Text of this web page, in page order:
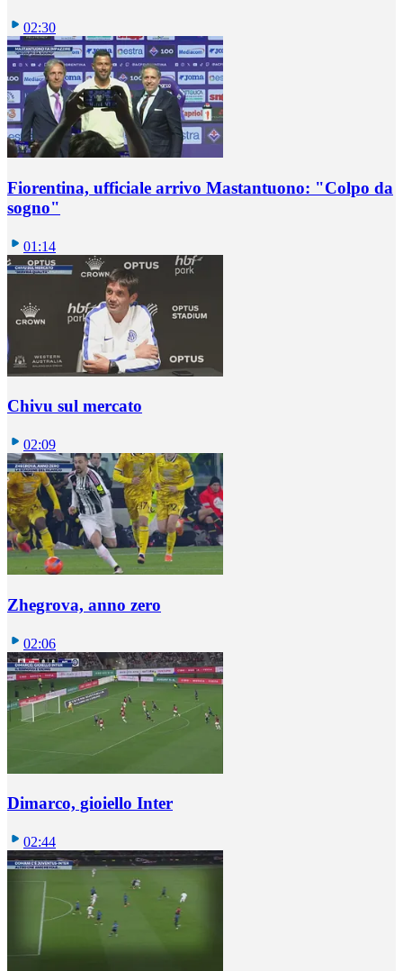
02:30
Fiorentina, ufficiale arrivo Mastantuono: "Colpo da
sogno"
01:14
Chivu sul mercato
02:09
Zhegrova, anno zero
02:06
Dimarco, gioiello Inter
02:44